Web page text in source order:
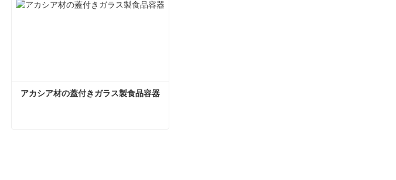
アカシア材の蓋付きガラス製食品容器